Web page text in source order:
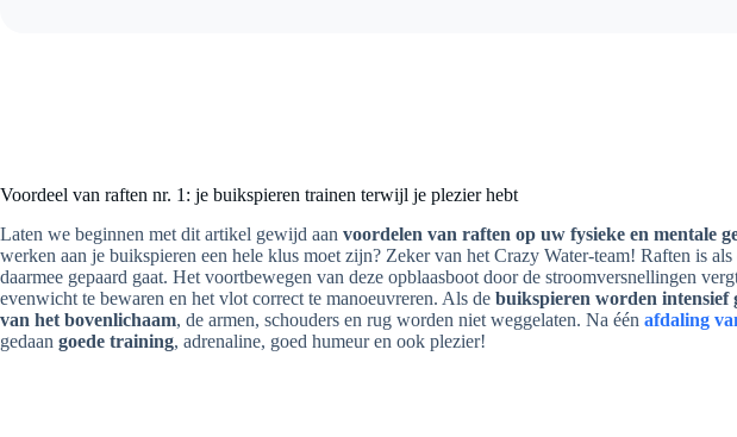
Voordeel van raften nr. 1: je buikspieren trainen terwijl je plezier hebt
Laten we beginnen met dit artikel gewijd aan voordelen van raften op uw fysieke en mentale
werken aan je buikspieren een hele klus moet zijn? Zeker van het Crazy Water-team! Raften is
daarmee gepaard gaat. Het voortbewegen van deze opblaasboot door de stroomversnellingen
evenwicht te bewaren en het vlot correct te manoeuvreren. Als de buikspieren worden intensief
van het bovenlichaam, de armen, schouders en rug worden niet weggelaten. Na één afdaling
gedaan goede training, adrenaline, goed humeur en ook plezier!